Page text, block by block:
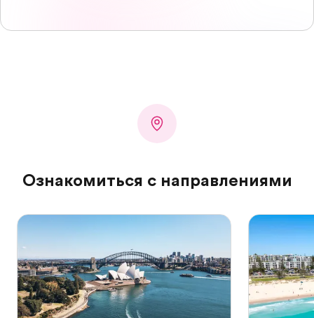
Ознакомиться с направлениями